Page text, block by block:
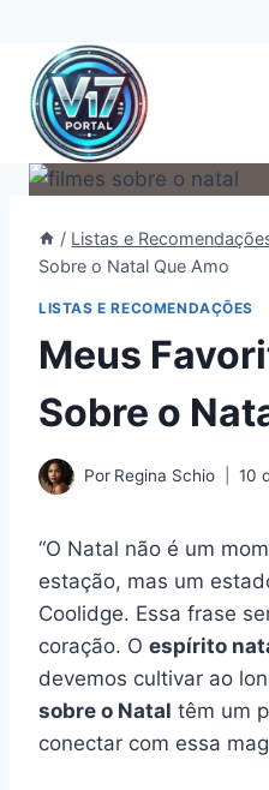
Pular
para
Conteúdo
/ Listas e
Sobre o Natal Que Amo
LISTAS E RECOMENDAÇÕES
Meus
Sobre o
Por Regina Schio 10
“O Natal não é um
estação, mas um
Coolidge. Essa frase
coração. O espírito
devemos cultivar ao
sobre o Natal têm um
conectar com essa